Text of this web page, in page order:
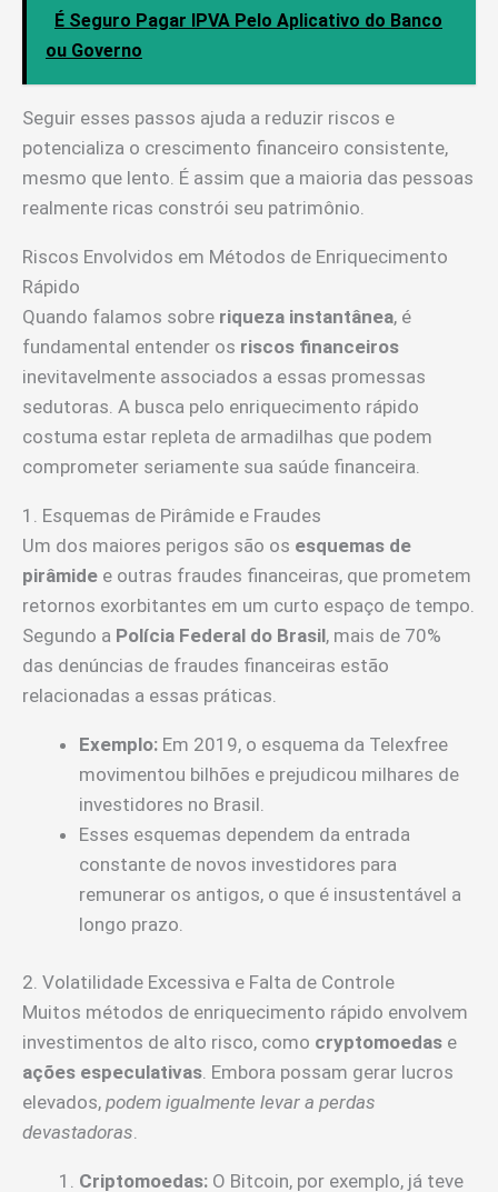
É Seguro Pagar IPVA Pelo Aplicativo do Banco
ou Governo
Seguir esses passos ajuda a reduzir riscos e
potencializa o crescimento financeiro consistente,
mesmo que lento. É assim que a maioria das pessoas
realmente ricas constrói seu patrimônio.
Riscos Envolvidos em Métodos de Enriquecimento
Rápido
Quando falamos sobre riqueza instantânea, é
fundamental entender os riscos financeiros
inevitavelmente associados a essas promessas
sedutoras. A busca pelo enriquecimento rápido
costuma estar repleta de armadilhas que podem
comprometer seriamente sua saúde financeira.
1. Esquemas de Pirâmide e Fraudes
Um dos maiores perigos são os esquemas de
pirâmide e outras fraudes financeiras, que prometem
retornos exorbitantes em um curto espaço de tempo.
Segundo a Polícia Federal do Brasil, mais de 70%
das denúncias de fraudes financeiras estão
relacionadas a essas práticas.
Exemplo: Em 2019, o esquema da Telexfree
movimentou bilhões e prejudicou milhares de
investidores no Brasil.
Esses esquemas dependem da entrada
constante de novos investidores para
remunerar os antigos, o que é insustentável a
longo prazo.
2. Volatilidade Excessiva e Falta de Controle
Muitos métodos de enriquecimento rápido envolvem
investimentos de alto risco, como cryptomoedas e
ações especulativas. Embora possam gerar lucros
elevados, podem igualmente levar a perdas
devastadoras.
Criptomoedas: O Bitcoin, por exemplo, já teve